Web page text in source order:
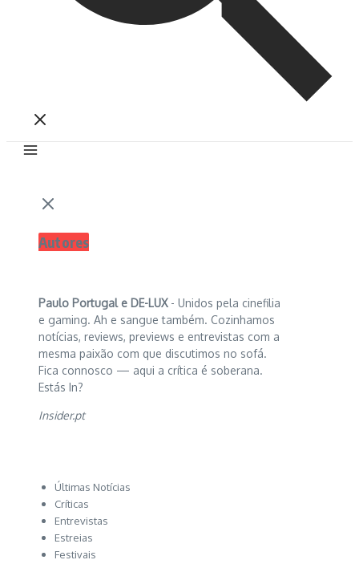
Autores
Paulo Portugal e DE-LUX - Unidos pela cinefilia
e gaming. Ah e sangue também. Cozinhamos
notícias, reviews, previews e entrevistas com a
mesma paixão com que discutimos no sofá.
Fica connosco — aqui a crítica é soberana.
Estás In?
Insider.pt
Últimas Notícias
Críticas
Entrevistas
Estreias
Festivais